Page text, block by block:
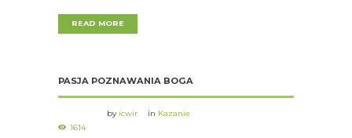
READ MORE
PASJA POZNAWANIA BOGA
by icwir in Kazanie
1614